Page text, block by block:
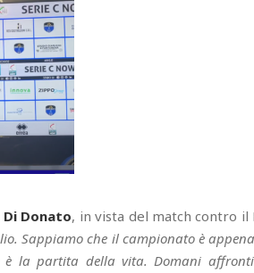
Di Donato, in vista del match contro il
Sappiamo che il campionato è
la partita della vita. Domani